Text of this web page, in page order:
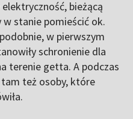
bieżącą
stanie pomieścić ok.
w pierwszym
schronienie dla
terenie getta. A podczas
tam też osoby, które